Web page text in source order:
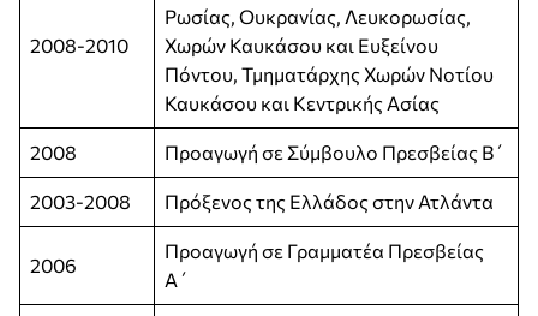
2008-2010
Ρωσίας, Ουκρανίας, Λευκορωσίας,
Χωρών Καυκάσου και Ευξείνου
Πόντου, Τμηματάρχης Χωρών Νοτίου
Καυκάσου και Κεντρικής Ασίας
2008 Προαγωγή σε Σύμβουλο Πρεσβείας Β΄
2003-2008 Πρόξενος της Ελλάδος στην Ατλάντα
2006
Προαγωγή σε Γραμματέα Πρεσβείας
Α΄